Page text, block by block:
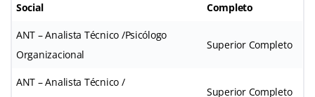
Social
Completo
ANT – Analista Técnico /Psicólogo
Organizacional
Superior Completo
ANT – Analista Técnico /
Superior Completo